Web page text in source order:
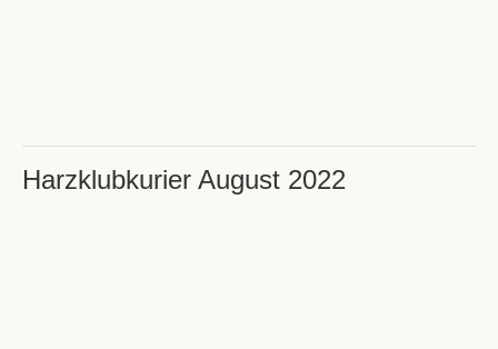
Harzklubkurier August 2022